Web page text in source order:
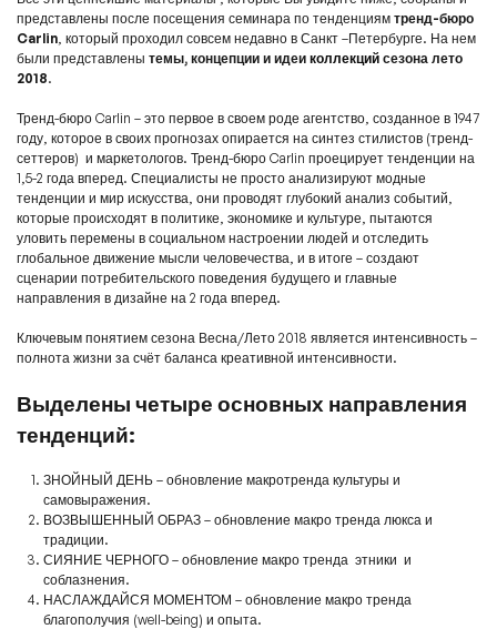
представлены после посещения семинара по тенденциям тренд-бюро
Carlin , который проходил совсем недавно в Санкт –Петербурге. На нем
были представлены темы, концепции и идеи коллекций сезона лето
2018.
Тренд-бюро Carlin – это первое в своем роде агентство, созданное в 1947
году, которое в своих прогнозах опирается на синтез стилистов (тренд-
сеттеров) и маркетологов. Тренд-бюро Carlin проецирует тенденции на
1,5-2 года вперед. Специалисты не просто анализируют модные
тенденции и мир искусства, они проводят глубокий анализ событий,
которые происходят в политике, экономике и культуре, пытаются
уловить перемены в социальном настроении людей и отследить
глобальное движение мысли человечества, и в итоге – создают
сценарии потребительского поведения будущего и главные
направления в дизайне на 2 года вперед.
Ключевым понятием сезона Весна/Лето 2018 является интенсивность –
полнота жизни за счёт баланса креативной интенсивности.
Выделены четыре основных направления
тенденций:
ЗНОЙНЫЙ ДЕНЬ – обновление макротренда культуры и
самовыражения.
ВОЗВЫШЕННЫЙ ОБРАЗ – обновление макро тренда люкса и
традиции.
СИЯНИЕ ЧЕРНОГО – обновление макро тренда этники и
соблазнения.
НАСЛАЖДАЙСЯ МОМЕНТОМ – обновление макро тренда
благополучия (well-being) и опыта.